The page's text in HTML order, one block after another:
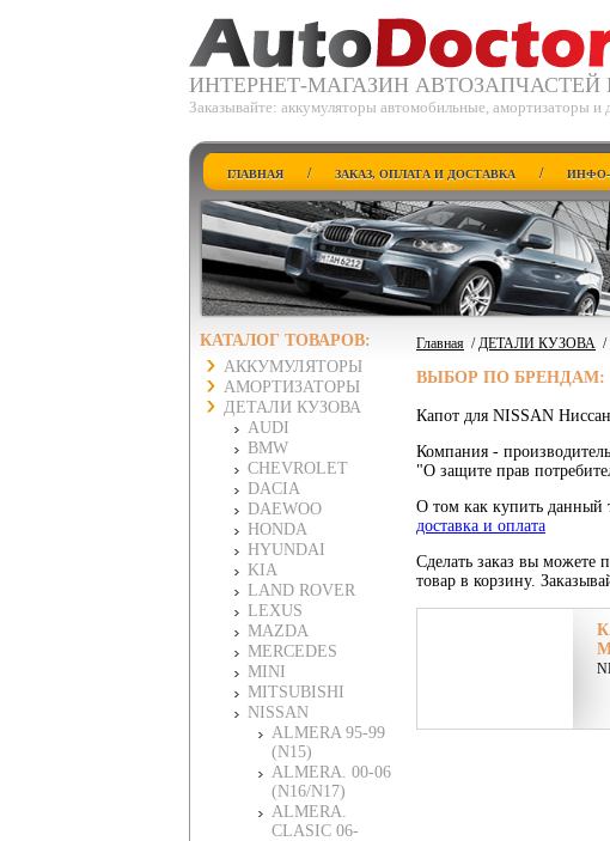
ИНТЕРНЕТ-МАГАЗИН АВТОЗАПЧАСТЕЙ
Заказывайте: аккумуляторы автомобильные, амортизаторы и
ГЛАВНАЯ / ЗАКАЗ, ОПЛАТА И ДОСТАВКА /
КАТАЛОГ ТОВАРОВ:
АККУМУЛЯТОРЫ
АМОРТИЗАТОРЫ
ДЕТАЛИ КУЗОВА
AUDI
BMW
CHEVROLET
DACIA
DAEWOO
HONDA
HYUNDAI
KIA
LAND ROVER
LEXUS
MAZDA
MERCEDES
MINI
MITSUBISHI
NISSAN
ALMERA 95-99
(N15)
ALMERA. 00-06
(N16/N17)
ALMERA.
CLASIC 06-
Главная /ДЕТАЛИ КУЗОВА /
ВЫБОР ПО БРЕНДАМ:
Капот для NISSAN
Компания -
"О защите прав
О том как купить данный
доставка и оплата
Сделать заказ вы можете
товар в корзину.